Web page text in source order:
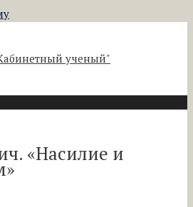
«Насилие и